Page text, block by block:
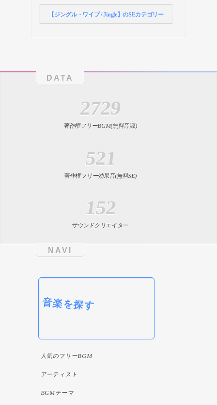
【ジングル・ワイプ / Jingle】のSEカテゴリー
DATA
2729
著作権フリーBGM(無料音源)
521
著作権フリー効果音(無料SE)
152
サウンドクリエイター
NAVI
音楽を探す
人気のフリーBGM
アーティスト
BGMテーマ